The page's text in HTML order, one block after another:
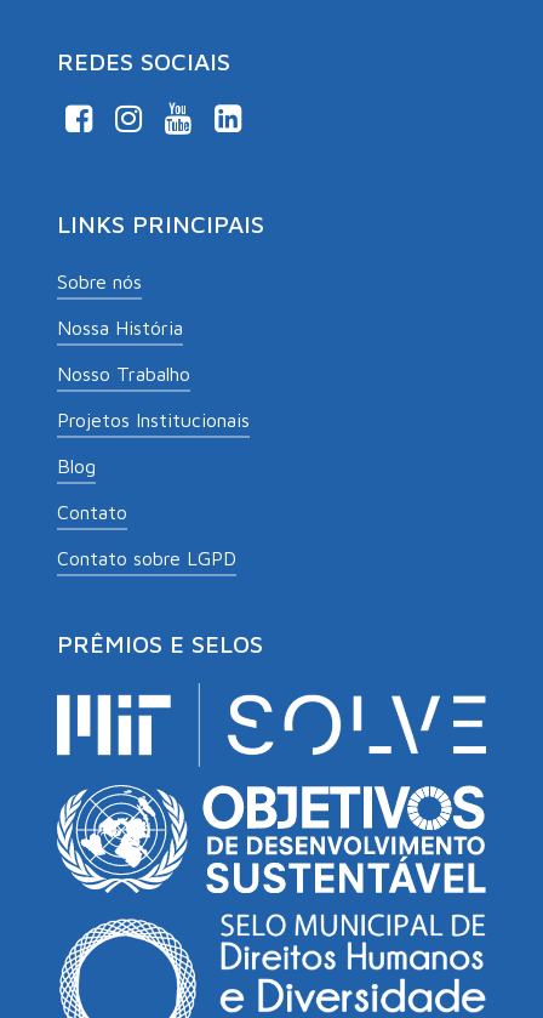
REDES SOCIAIS
LINKS PRINCIPAIS
Sobre nós
Nossa História
Nosso Trabalho
Projetos Institucionais
Blog
Contato
Contato sobre LGPD
PRÊMIOS E SELOS